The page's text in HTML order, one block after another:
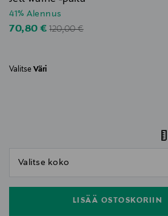
41% Alennus
Discounted Price
70,80 €Original Price
120,00 €
Valitse Väri
LISÄÄ OSTOSKORIIN